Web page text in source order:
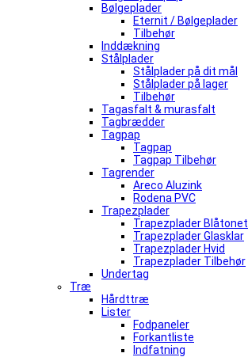
Bølgeplader
Eternit / Bølgeplader
Tilbehør
Inddækning
Stålplader
Stålplader på dit mål
Stålplader på lager
Tilbehør
Tagasfalt & murasfalt
Tagbrædder
Tagpap
Tagpap
Tagpap Tilbehør
Tagrender
Areco Aluzink
Rodena PVC
Trapezplader
Trapezplader Blåtonet
Trapezplader Glasklar
Trapezplader Hvid
Trapezplader Tilbehør
Undertag
Træ
Hårdttræ
Lister
Fodpaneler
Forkantliste
Indfatning